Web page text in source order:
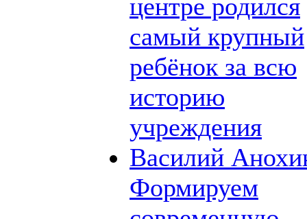
центре родился
самый крупный
ребёнок за всю
историю
учреждения
Василий
Формируем